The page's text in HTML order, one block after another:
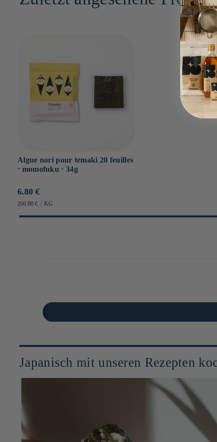
Algue nori pour temaki 20 feuilles
⋅ momofuku ⋅ 34g
Prix
habituel
6.80 €
PRIX
200.00 € / PAR
KG
Japanisch mit unseren Rezepten